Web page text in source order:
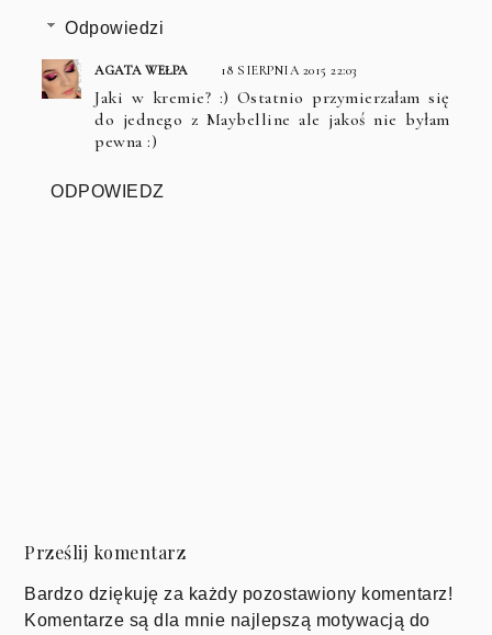
Odpowiedzi
AGATA WEŁPA 18 SIERPNIA 2015 22:03
Jaki w kremie? :) Ostatnio przymierzałam się
do jednego z Maybelline ale jakoś nie byłam
pewna :)
ODPOWIEDZ
Prześlij komentarz
Bardzo dziękuję za każdy pozostawiony komentarz!
Komentarze są dla mnie najlepszą motywacją do